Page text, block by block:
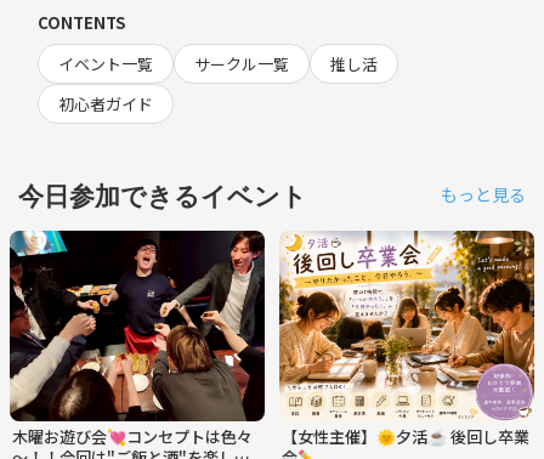
CONTENTS
イベント一覧
サークル一覧
推し活
初心者ガイド
今日参加できるイベント もっと見る
木曜お遊び会💘コンセプトは色々
【女性主催】🌞夕活☕ 後回し卒業